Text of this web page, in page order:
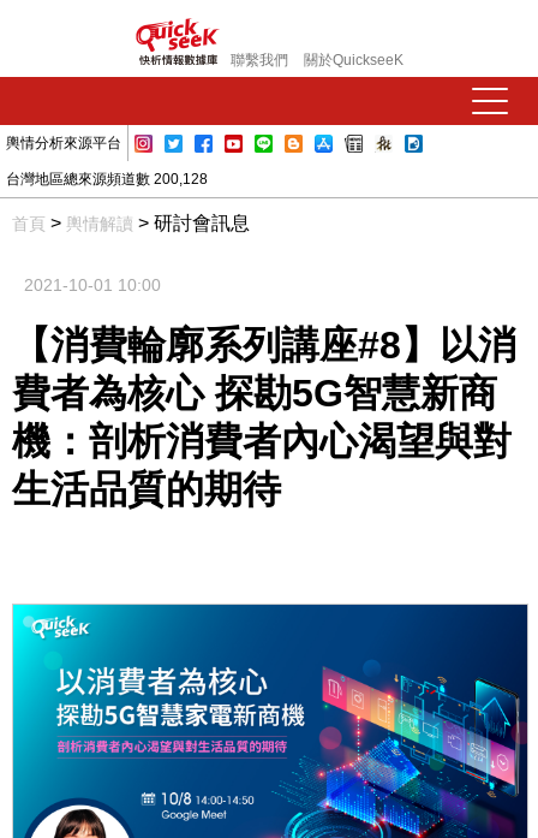
聯繫我們 關於QuickseeK
輿情分析來源平台
台灣地區總來源頻道數 200,128
首頁 > 輿情解讀 > 研討會訊息
2021-10-01 10:00
【消費輪廓系列講座#8】以消
費者為核心 探勘5G智慧新商
機：剖析消費者內心渴望與對
生活品質的期待